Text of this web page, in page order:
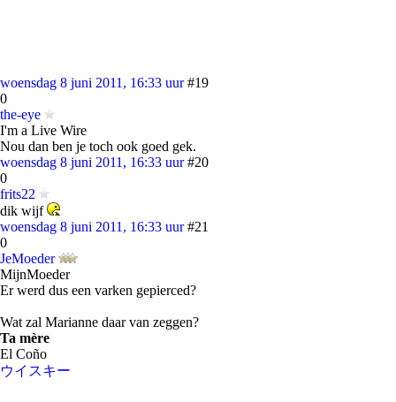
woensdag 8 juni 2011, 16:33 uur #19
0
the-eye
I'm a Live Wire
Nou dan ben je toch ook goed gek.
woensdag 8 juni 2011, 16:33 uur #20
0
frits22
dik wijf
woensdag 8 juni 2011, 16:33 uur #21
0
JeMoeder
MijnMoeder
Er werd dus een varken gepierced?
Wat zal Marianne daar van zeggen?
Ta mère
El Coño
ウイスキー